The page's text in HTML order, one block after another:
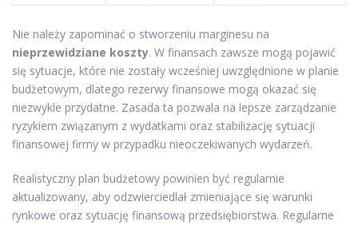
Nie należy zapominać o stworzeniu marginesu na
nieprzewidziane koszty. W finansach zawsze mogą pojawić
się sytuacje, które nie zostały wcześniej uwzględnione w planie
budżetowym, dlatego rezerwy finansowe mogą okazać się
niezwykle przydatne. Zasada ta pozwala na lepsze zarządzanie
ryzykiem związanym z wydatkami oraz stabilizację sytuacji
finansowej firmy w przypadku nieoczekiwanych wydarzeń.
Realistyczny plan budżetowy powinien być regularnie
aktualizowany, aby odzwierciedlał zmieniające się warunki
rynkowe oraz sytuację finansową przedsiębiorstwa. Regularne